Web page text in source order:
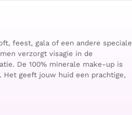
feest, gala of een andere speciale
verzorgt visagie in de
De 100% minerale make-up is
geeft jouw huid een prachtige,